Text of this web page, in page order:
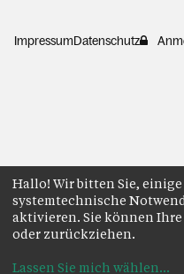
ImpressumDatenschutz
Hallo! Wir bitten Sie,
systemtechnische
aktivieren. Sie können
oder zurückziehen.
Lassen Sie mich wählen...